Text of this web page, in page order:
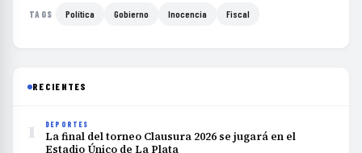
TAGS Política Gobierno Inocencia Fiscal
RECIENTES
1 DEPORTES
La final del torneo Clausura 2026 se jugará en el
Estadio Único de La Plata